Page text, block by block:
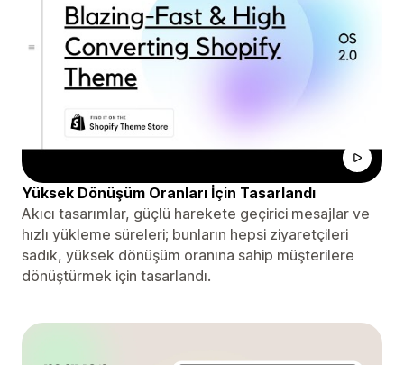
Yüksek Dönüşüm Oranları İçin Tasarlandı
Akıcı tasarımlar, güçlü harekete geçirici mesajlar ve
hızlı yükleme süreleri; bunların hepsi ziyaretçileri
sadık, yüksek dönüşüm oranına sahip müşterilere
dönüştürmek için tasarlandı.